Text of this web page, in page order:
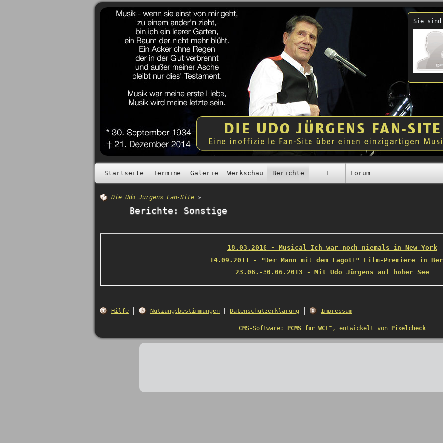
Sie sind
Startseite Termine Galerie Werkschau Berichte + Forum
Die Udo Jürgens Fan-Site »
Berichte: Sonstige
18.03.2010 - Musical Ich war noch niemals in New York
14.09.2011 - "Der Mann mit dem Fagott" Film-Premiere in
23.06.-30.06.2013 - Mit Udo Jürgens auf hoher See
Hilfe Nutzungsbestimmungen Datenschutzerklärung Impressum
CMS-Software: PCMS für WCF™, entwickelt von Pixelcheck